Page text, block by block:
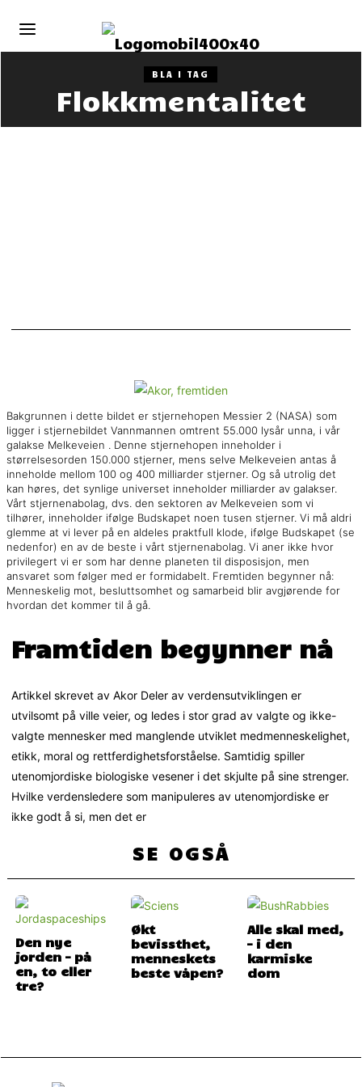
BLA I TAG
Flokkmentalitet
Bakgrunnen i dette bildet er stjernehopen Messier 2 (NASA) som
ligger i stjernebildet Vannmannen omtrent 55.000 lysår unna, i vår
galakse Melkeveien . Denne stjernehopen inneholder i
størrelsesorden 150.000 stjerner, mens selve Melkeveien antas å
inneholde mellom 100 og 400 milliarder stjerner. Og så utrolig det
kan høres, det synlige universet inneholder milliarder av galakser.
Vårt stjernenabolag, dvs. den sektoren av Melkeveien som vi
tilhører, inneholder ifølge Budskapet noen tusen stjerner. Vi må aldri
glemme at vi lever på en aldeles praktfull klode, ifølge Budskapet (se
nedenfor) en av de beste i vårt stjernenabolag. Vi aner ikke hvor
privilegert vi er som har denne planeten til disposisjon, men
ansvaret som følger med er formidabelt. Fremtiden begynner nå:
Menneskelig mot, besluttsomhet og samarbeid blir avgjørende for
hvordan det kommer til å gå.
Framtiden begynner nå
Artikkel skrevet av Akor Deler av verdensutviklingen er
utvilsomt på ville veier, og ledes i stor grad av valgte og ikke-
valgte mennesker med manglende utviklet medmenneskelighet,
etikk, moral og rettferdighetsforståelse. Samtidig spiller
utenomjordiske biologiske vesener i det skjulte på sine strenger.
Hvilke verdensledere som manipuleres av utenomjordiske er
ikke godt å si, men det er
SE OGSÅ
Den nye
jorden – på
en, to eller
tre?
Økt
bevissthet,
menneskets
beste våpen?
Alle skal med,
– i den
karmiske
dom